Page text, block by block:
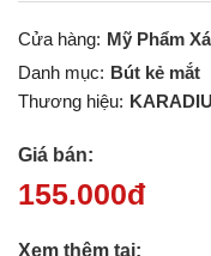
Cửa hàng: Mỹ Phẩm
Danh mục: Bút kẻ mắt
Thương hiệu:
Giá bán:
155.000đ
Xem thêm tại: